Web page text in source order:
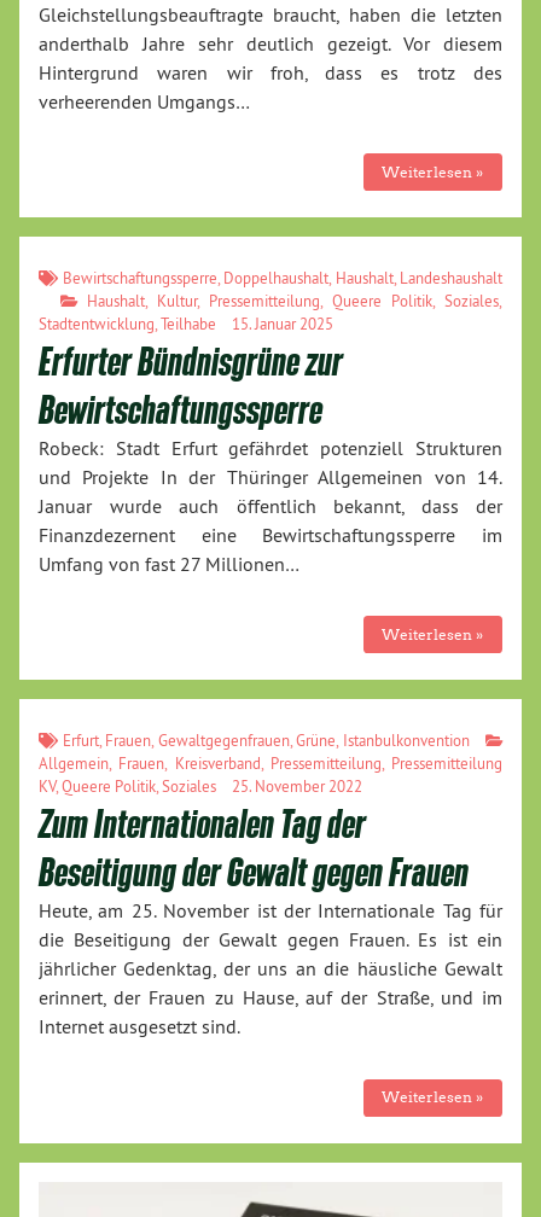
Gleichstellungsbeauftragte braucht, haben die letzten
anderthalb Jahre sehr deutlich gezeigt. Vor diesem
Hintergrund waren wir froh, dass es trotz des
verheerenden Umgangs…
Weiterlesen »
Bewirtschaftungssperre Doppelhaushalt Haushalt, Landeshaushalt
Haushalt
Kultur, Pressemitteilung Queere Politik Soziales
Stadtentwicklung Teilhabe 15. Januar 2025
Erfurter Bündnisgrüne zur
Bewirtschaftungssperre
Robeck: Stadt Erfurt gefährdet potenziell Strukturen
und Projekte In der Thüringer Allgemeinen von 14.
Januar wurde auch öffentlich bekannt, dass der
Finanzdezernent eine Bewirtschaftungssperre im
Umfang von fast 27 Millionen…
Weiterlesen »
Erfurt, Frauen, Gewaltgegenfrauen,Grüne, Istanbulkonvention
Allgemein, Frauen, Kreisverband, Pressemitteilung, Pressemitteilung
KV,Queere Politik,Soziales 25. November 2022
Zum Internationalen Tag der
Beseitigung der Gewalt gegen Frauen
Heute, am 25. November ist der Internationale Tag für
die Beseitigung der Gewalt gegen Frauen. Es ist ein
jährlicher Gedenktag, der uns an die häusliche Gewalt
erinnert, der Frauen zu Hause, auf der Straße, und im
Internet ausgesetzt sind.
Weiterlesen »